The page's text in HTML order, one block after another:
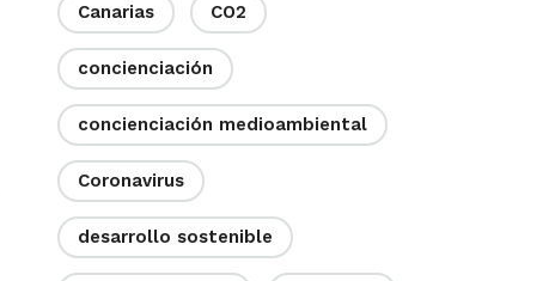
Canarias CO2
concienciación
concienciación medioambiental
Coronavirus
desarrollo sostenible